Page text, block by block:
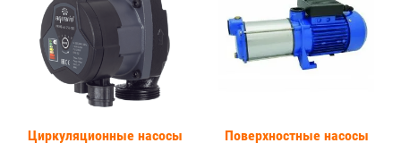
Циркуляционные насосы Поверхностные насосы